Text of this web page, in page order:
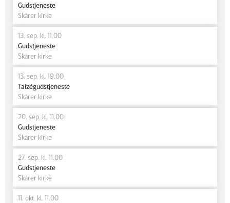
Gudstjeneste
Skårer kirke
13. sep. kl. 11.00
Gudstjeneste
Skårer kirke
13. sep. kl. 19.00
Taizégudstjeneste
Skårer kirke
20. sep. kl. 11.00
Gudstjeneste
Skårer kirke
27. sep. kl. 11.00
Gudstjeneste
Skårer kirke
11. okt. kl. 11.00